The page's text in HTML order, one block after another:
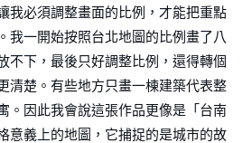
我必須調整畫面的比例，才能把重點
我一開始按照台北地圖的比例畫了八
不下，最後只好調整比例，還得轉個
清楚。有些地方只畫一棟建築代表整
。因此我會說這張作品更像是「台南
意義上的地圖，它捕捉的是城市的故